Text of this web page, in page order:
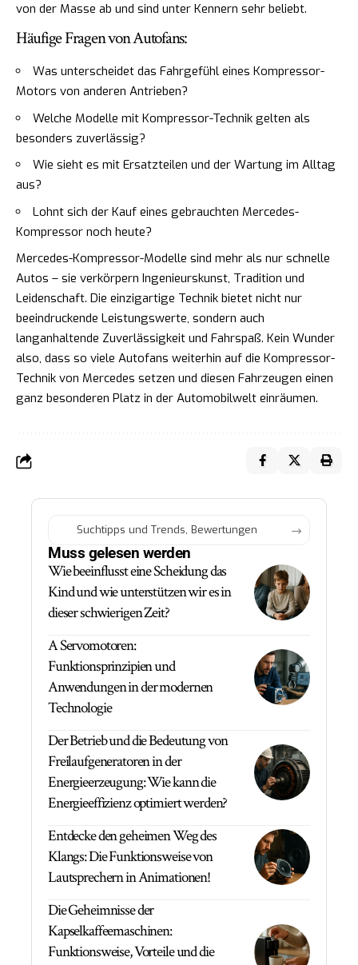
von der Masse ab und sind unter Kennern sehr beliebt.
Häufige Fragen von Autofans:
Was unterscheidet das Fahrgefühl eines Kompressor-
Motors von anderen Antrieben?
Welche Modelle mit Kompressor-Technik gelten als
besonders zuverlässig?
Wie sieht es mit Ersatzteilen und der Wartung im Alltag
aus?
Lohnt sich der Kauf eines gebrauchten Mercedes-
Kompressor noch heute?
Mercedes-Kompressor-Modelle sind mehr als nur schnelle
Autos – sie verkörpern Ingenieurskunst, Tradition und
Leidenschaft. Die einzigartige Technik bietet nicht nur
beeindruckende Leistungswerte, sondern auch
langanhaltende Zuverlässigkeit und Fahrspaß. Kein Wunder
also, dass so viele Autofans weiterhin auf die Kompressor-
Technik von Mercedes setzen und diesen Fahrzeugen einen
ganz besonderen Platz in der Automobilwelt einräumen.
Muss gelesen werden
Wie beeinflusst eine Scheidung das
Kind und wie unterstützen wir es in
dieser schwierigen Zeit?
A Servomotoren:
Funktionsprinzipien und
Anwendungen in der modernen
Technologie
Der Betrieb und die Bedeutung von
Freilaufgeneratoren in der
Energieerzeugung: Wie kann die
Energieeffizienz optimiert werden?
Entdecke den geheimen Weg des
Klangs: Die Funktionsweise von
Lautsprechern in Animationen!
Die Geheimnisse der
Kapselkaffeemaschinen:
Funktionsweise, Vorteile und die